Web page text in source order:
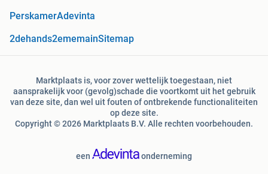
PerskamerAdevinta
2dehands2ememainSitemap
Marktplaats is, voor zover wettelijk toegestaan, niet
aansprakelijk voor (gevolg)schade die voortkomt uit het gebruik
van deze site, dan wel uit fouten of ontbrekende functionaliteiten
op deze site.
Copyright © 2026 Marktplaats B.V. Alle rechten voorbehouden.
een onderneming